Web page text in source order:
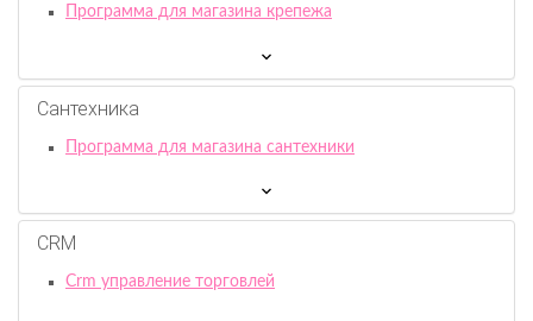
Программа для магазина крепежа
Сантехника
Программа для магазина сантехники
CRM
Crm управление торговлей